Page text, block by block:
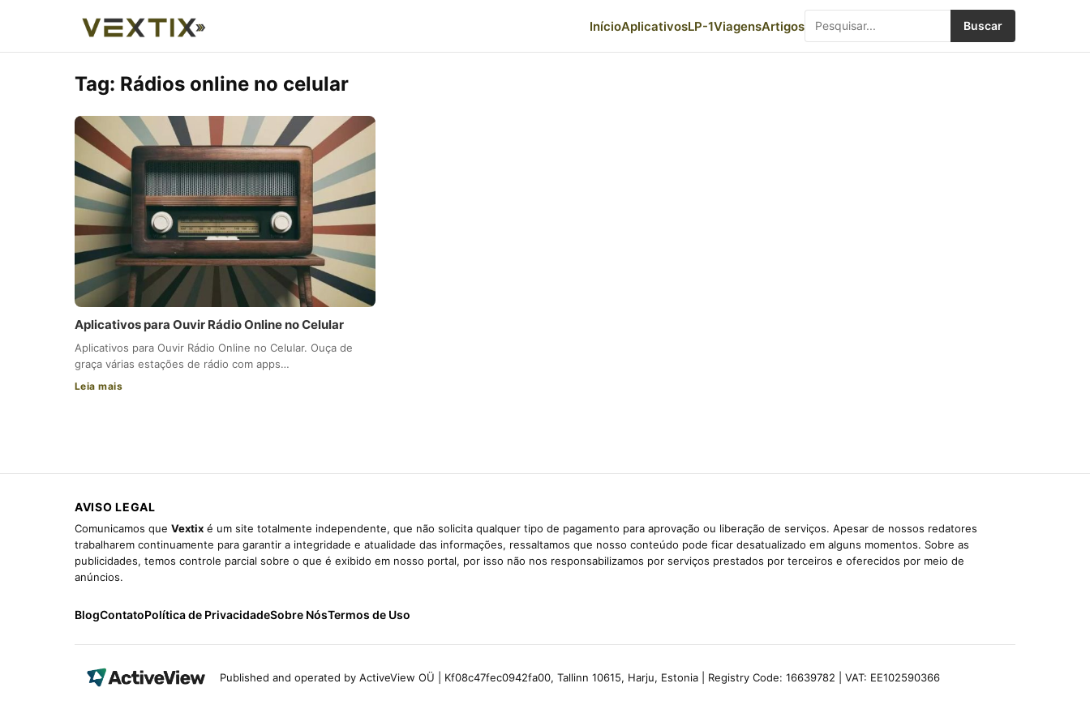
InícioAplicativosLP-1ViagensArtigos Buscar
Tag: Rádios online no celular
Aplicativos para Ouvir Rádio Online no Celular
Aplicativos para Ouvir Rádio Online no Celular. Ouça de
graça várias estações de rádio com apps…
Leia mais
AVISO LEGAL
Comunicamos que Vextix é um site totalmente independente, que não solicita qualquer tipo de pagamento para aprovação ou liberação de serviços. Apesar de nossos redatores
trabalharem continuamente para garantir a integridade e atualidade das informações, ressaltamos que nosso conteúdo pode ficar desatualizado em alguns momentos. Sobre as
publicidades, temos controle parcial sobre o que é exibido em nosso portal, por isso não nos responsabilizamos por serviços prestados por terceiros e oferecidos por meio de
anúncios.
BlogContatoPolítica de PrivacidadeSobre NósTermos de Uso
Published and operated by ActiveView OÜ | Kf08c47fec0942fa00, Tallinn 10615, Harju, Estonia | Registry Code: 16639782 | VAT: EE102590366